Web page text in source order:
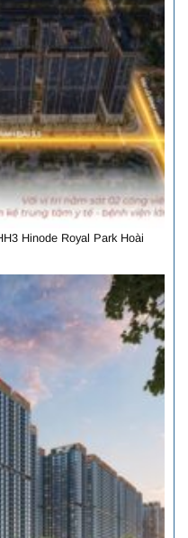
Hinode Royal Park Hoài